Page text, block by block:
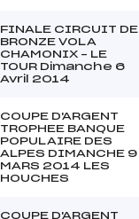
FINALE CIRCUIT DE
BRONZE VOLA
CHAMONIX – LE
TOUR Dimanche 6
Avril 2014
COUPE D'ARGENT
TROPHEE BANQUE
POPULAIRE DES
ALPES DIMANCHE 9
MARS 2014 LES
HOUCHES
COUPE D'ARGENT